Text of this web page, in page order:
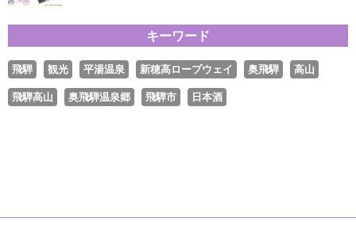
キーワード
飛騨 観光 平湯温泉 新穂高ロープウェイ 奥飛騨
高山
飛騨高山
奥飛騨温泉郷 飛騨市 日本酒